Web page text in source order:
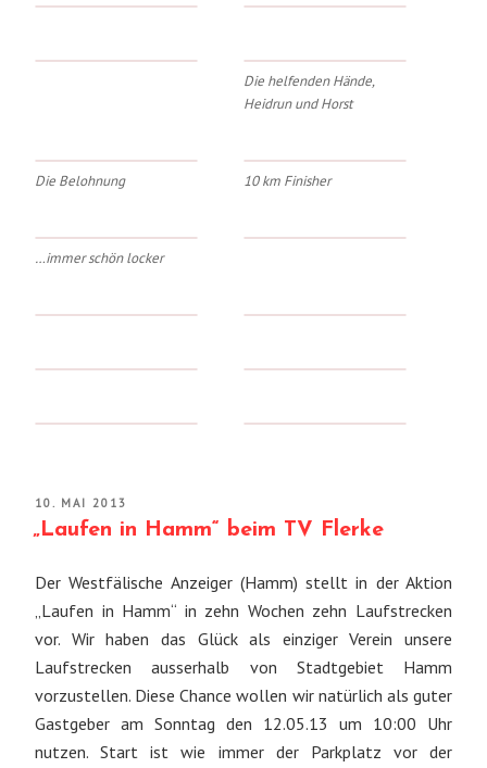
Die helfenden Hände,
Heidrun und Horst
Die Belohnung 10 km Finisher
…immer schön locker
VERÖFFENTLICHT
AM
10. MAI 2013
„Laufen in Hamm“ beim TV Flerke
Der Westfälische Anzeiger (Hamm) stellt in der Aktion
„Laufen in Hamm“ in zehn Wochen zehn Laufstrecken
vor. Wir haben das Glück als einziger Verein unsere
Laufstrecken ausserhalb von Stadtgebiet Hamm
vorzustellen. Diese Chance wollen wir natürlich als guter
Gastgeber am Sonntag den 12.05.13 um 10:00 Uhr
nutzen. Start ist wie immer der Parkplatz vor der